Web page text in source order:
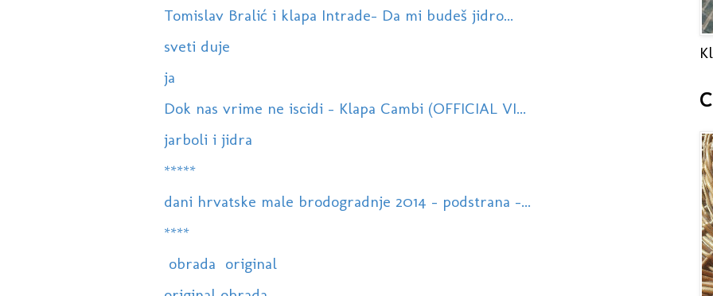
Tomislav Bralić i klapa Intrade- Da mi budeš jidro...
sveti duje
ja
Dok nas vrime ne iscidi - Klapa Cambi (OFFICIAL VI...
jarboli i jidra
*****
dani hrvatske male brodogradnje 2014 - podstrana -...
****
obrada original